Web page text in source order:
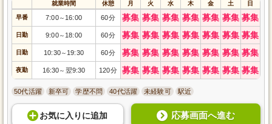
就業時間 休憩 月 火 水 木 金 土 日
早番 7:00～ 16:00 60分 募集 募集 募集 募集 募集 募集 募集
日勤 9:00～ 18:00 60分 募集 募集 募集 募集 募集 募集 募集
日勤 10:30～ 19:30 60分 募集 募集 募集 募集 募集 募集 募集
夜勤 16:30～ 翌9:30 120分 募集 募集 募集 募集 募集 募集 募集
50代活躍 新卒可 学歴不問 40代活躍 未経験可 駅近
お気に入り に追加 応募画面へ進む